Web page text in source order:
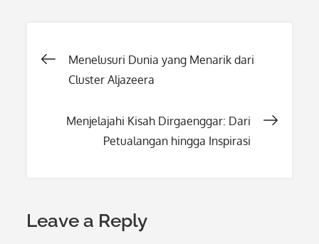
Post
Menelusuri Dunia yang Menarik dari
Cluster Aljazeera
Menjelajahi Kisah Dirgaenggar: Dari
Petualangan hingga Inspirasi
Leave a Reply